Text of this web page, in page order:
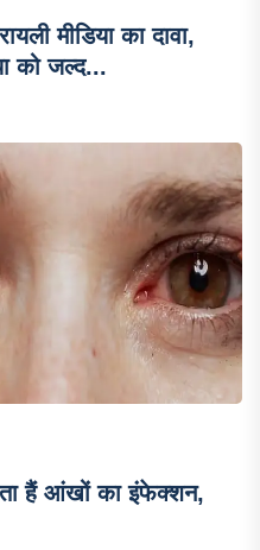
मीडिया का दावा,
को जल्द...
हैं आंखों का इंफेक्शन,